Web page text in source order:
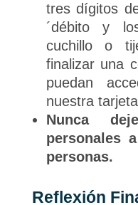
tres dígitos
´débito y
cuchillo o
finalizar una
puedan
nuestra
Nunca
personales
personas.
Reflexión